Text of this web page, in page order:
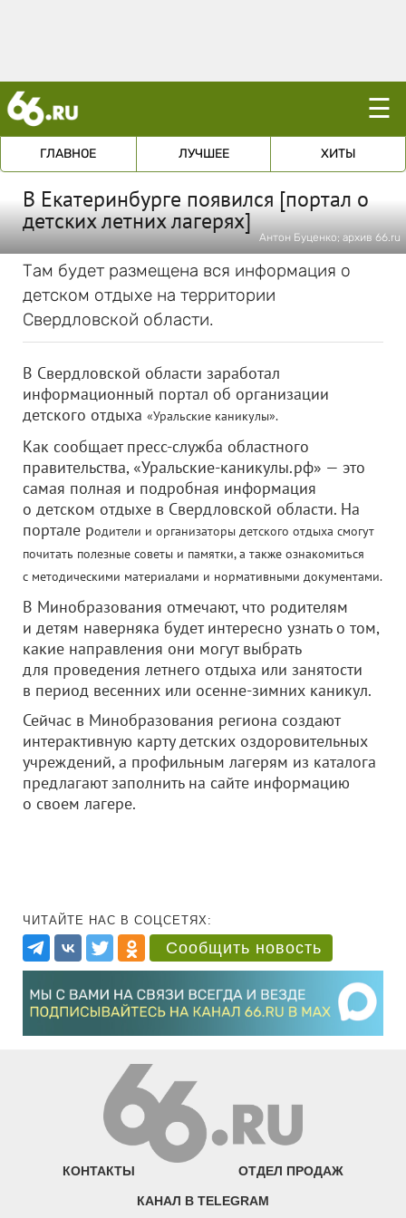
☰
ГЛАВНОЕ ЛУЧШЕЕ ХИТЫ
В Екатеринбурге появился [портал о
детских летних лагерях]
Антон Буценко; архив 66.ru
Там будет размещена вся информация о
детском отдыхе на территории
Свердловской области.
В Свердловской области заработал
информационный портал об организации
детского отдыха «Уральские каникулы».
Как сообщает пресс-служба областного
правительства, «Уральские-каникулы.рф» — это
самая полная и подробная информация
о детском отдыхе в Свердловской области. На
портале родители и организаторы детского отдыха смогут
почитать полезные советы и памятки, а также ознакомиться
с методическими материалами и нормативными документами.
В Минобразования отмечают, что родителям
и детям наверняка будет интересно узнать о том,
какие направления они могут выбрать
для проведения летнего отдыха или занятости
в период весенних или осенне-зимних каникул.
Сейчас в Минобразования региона создают
интерактивную карту детских оздоровительных
учреждений, а профильным лагерям из каталога
предлагают заполнить на сайте информацию
о своем лагере.
ЧИТАЙТЕ НАС В СОЦСЕТЯХ:
Сообщить новость
КОНТАКТЫ ОТДЕЛ ПРОДАЖ
КАНАЛ В TELEGRAM